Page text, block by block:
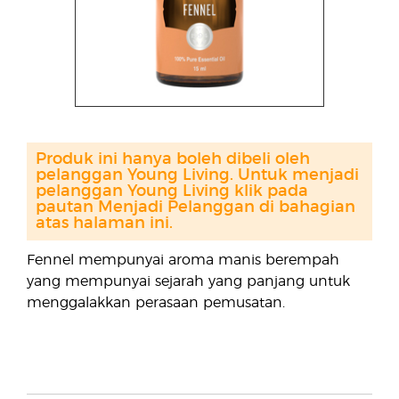
Fennel mempunyai aroma manis berempah
yang mempunyai sejarah yang panjang untuk
menggalakkan perasaan pemusatan.
Produk ini hanya boleh dibeli oleh
pelanggan Young Living. Untuk menjadi
pelanggan Young Living klik pada
pautan Menjadi Pelanggan di bahagian
atas halaman ini.